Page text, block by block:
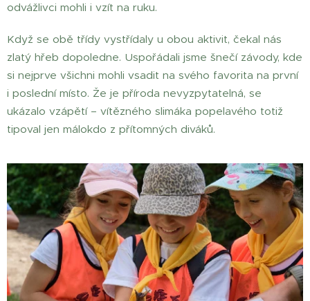
odvážlivci mohli i vzít na ruku.
Když se obě třídy vystřídaly u obou aktivit, čekal nás
zlatý hřeb dopoledne. Uspořádali jsme šnečí závody, kde
si nejprve všichni mohli vsadit na svého favorita na první
i poslední místo. Že je příroda nevyzpytatelná, se
ukázalo vzápětí – vítězného slimáka popelavého totiž
tipoval jen málokdo z přítomných diváků.